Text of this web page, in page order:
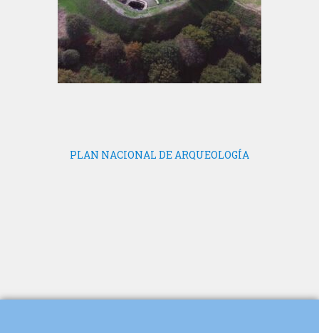
PLAN NACIONAL DE ARQUEOLOGÍA